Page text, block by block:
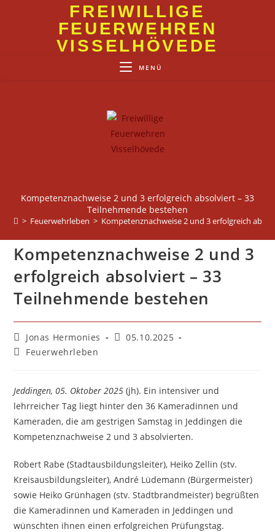
FREIWILLIGE
FEUERWEHREN
VISSELHÖVEDE
MENÜ
Kompetenznachweise 2 und 3 erfolgreich absolviert – 33
Teilnehmende bestehen
> Feuerwehrleben > Kompetenznachweise 2 und 3 erfolgreich
Kompetenznachweise 2 und 3
erfolgreich absolviert – 33
Teilnehmende bestehen
Beitrags-
Autor:
Jonas Hermonies
Beitrag
05.10.2025
Beitrags-
Feuerwehrleben
Jeddingen, 05. Oktober 2025 (jh). Ein intensiver und
lehrreicher Tag liegt hinter den 36 Kameradinnen und
Kameraden, die am gestrigen Samstag in Jeddingen die
Kompetenznachweise 2 und 3 absolvierten.
Robert Rabe (Stadtausbildungsleiter), Heiko Zellin (stv.
Kreisausbildungsleiter), André Lüdemann (Bürgermeister)
sowie Heiko Grünhagen (stv. Stadtbrandmeister) begrüßten
die Kameradinnen und Kameraden in Jeddingen und
wünschten ihnen einen erfolgreichen Prüfungstag.